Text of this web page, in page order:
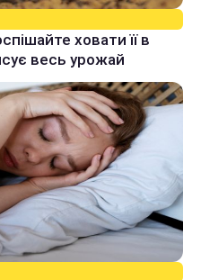
ховати її в
весь урожай